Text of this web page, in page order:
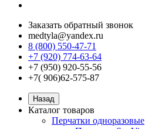
Заказать обратный звонок
medtyla@yandex.ru
8 (800) 550-47-71
+7 (920) 774-63-64
+7 (950) 920-55-56
+7( 906)62-575-87
Назад
Каталог товаров
Перчатки одноразовые